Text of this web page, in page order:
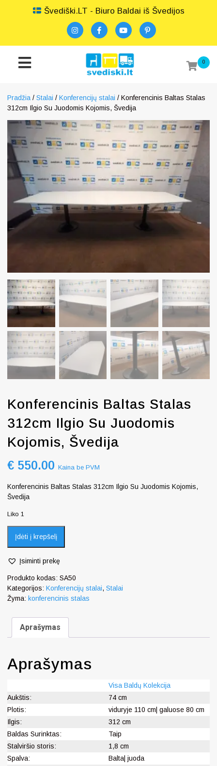
Švediški.LT - Biuro Baldai iš Švedijos
0
Pradžia / Stalai / Konferencijų stalai / Konferencinis Baltas Stalas
312cm Ilgio Su Juodomis Kojomis, Švedija
Konferencinis Baltas Stalas
312cm Ilgio Su Juodomis
Kojomis, Švedija
€ 550.00 Kaina be PVM
Konferencinis Baltas Stalas 312cm Ilgio Su Juodomis Kojomis,
Švedija
Liko 1
Įdėti į krepšelį
Įsiminti prekę
Produkto kodas: SA50
Kategorijos: Konferencijų stalai, Stalai
Žyma: konferencinis stalas
Aprašymas
Aprašymas
Visa Baldų Kolekcija
Aukštis:
74 cm
Plotis:
viduryje 110 cm| galuose 80 cm
Ilgis:
312 cm
Baldas Surinktas:
Taip
Stalviršio storis:
1,8 cm
Spalva:
Balta| juoda